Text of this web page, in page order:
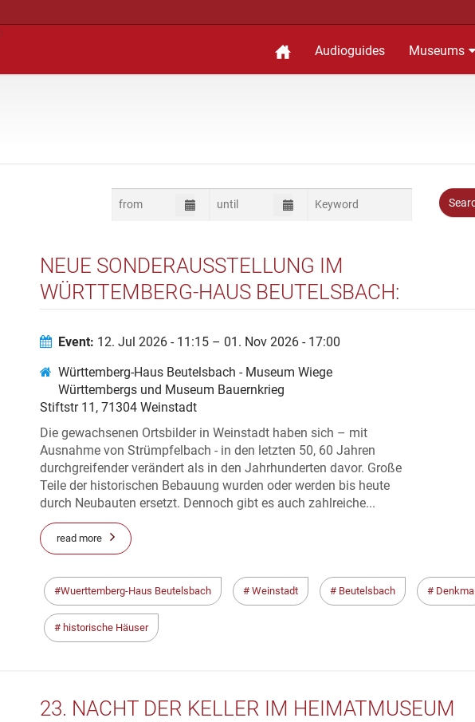
Audioguides Museums
NEUE SONDERAUSSTELLUNG IM
WÜRTTEMBERG-HAUS BEUTELSBACH:
HISTORISCHER HÄUSER IN WEINSTADT
Event: 12. Jul 2026 - 11:15 – 01. Nov 2026 - 17:00
Württemberg-Haus Beutelsbach - Museum Wiege
Württembergs und Museum Bauernkrieg
Stiftstr 11, 71304 Weinstadt
Die gewachsenen Ortsbilder in Weinstadt haben sich – mit
Ausnahme von Strümpfelbach - in den letzten 50, 60 Jahren
durchgreifender verändert als in den Jahrhunderten davor. Große
Teile der historischen Bebauung wurden oder werden bis heute
durch Neubauten ersetzt. Dennoch gibt es auch zahlreiche...
read more
Wuerttemberg-Haus Beutelsbach Weinstadt Beutelsbach Denkmal
historische Häuser
23. NACHT DER KELLER IM HEIMATMUSEUM